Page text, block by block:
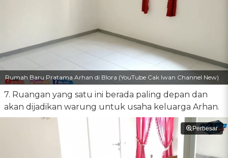
Rumah Baru Pratama Arhan di Blora (YouTube Cak Iwan Channel New)
7. Ruangan yang satu ini berada paling depan dan
akan dijadikan warung untuk usaha keluarga Arhan.
Perbesar